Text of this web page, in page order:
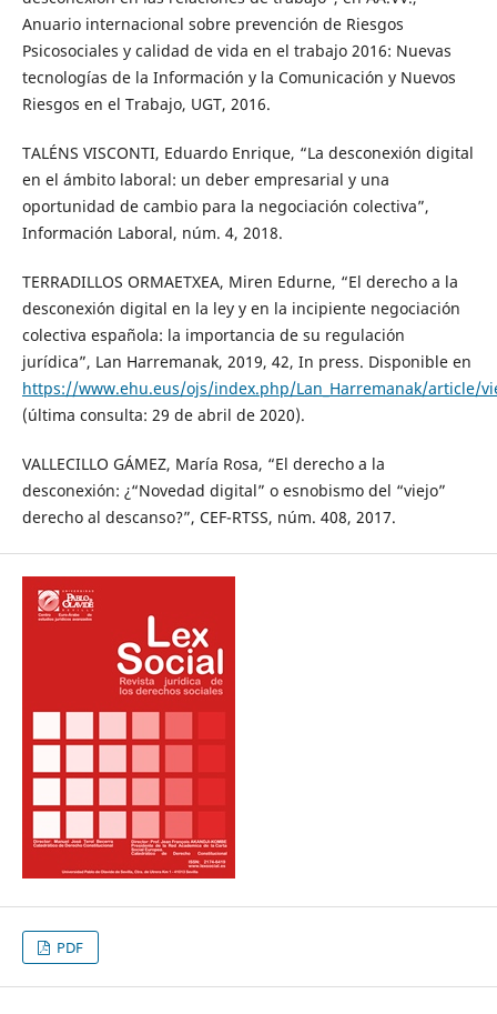
Anuario internacional sobre prevención de Riesgos
Psicosociales y calidad de vida en el trabajo 2016: Nuevas
tecnologías de la Información y la Comunicación y Nuevos
Riesgos en el Trabajo, UGT, 2016.
TALÉNS VISCONTI, Eduardo Enrique, “La desconexión digital
en el ámbito laboral: un deber empresarial y una
oportunidad de cambio para la negociación colectiva”,
Información Laboral, núm. 4, 2018.
TERRADILLOS ORMAETXEA, Miren Edurne, “El derecho a la
desconexión digital en la ley y en la incipiente negociación
colectiva española: la importancia de su regulación
jurídica”, Lan Harremanak, 2019, 42, In press. Disponible en
https://www.ehu.eus/ojs/index.php/Lan_Harremanak/article/
(última consulta: 29 de abril de 2020).
VALLECILLO GÁMEZ, María Rosa, “El derecho a la
desconexión: ¿“Novedad digital” o esnobismo del “viejo”
derecho al descanso?”, CEF-RTSS, núm. 408, 2017.
PDF